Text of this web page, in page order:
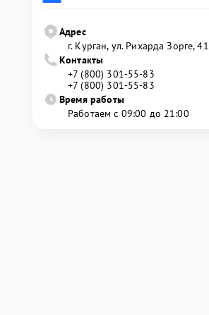
Адрес
г. Курган, ул. Рихарда Зорге, 41
Контакты
+7 (800) 301-55-83
+7 (800) 301-55-83
Время работы
Работаем с 09:00 до 21:00